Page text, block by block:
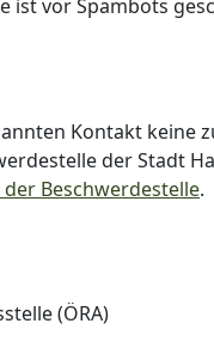
ist vor Spambots
Kontakt keine
der Stadt
Beschwerdestelle.
(ÖRA)